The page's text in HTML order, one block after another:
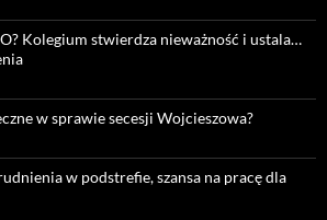
Kolegium stwierdza nieważność i ustala…
w sprawie secesji Wojcieszowa?
w podstrefie, szansa na pracę dla